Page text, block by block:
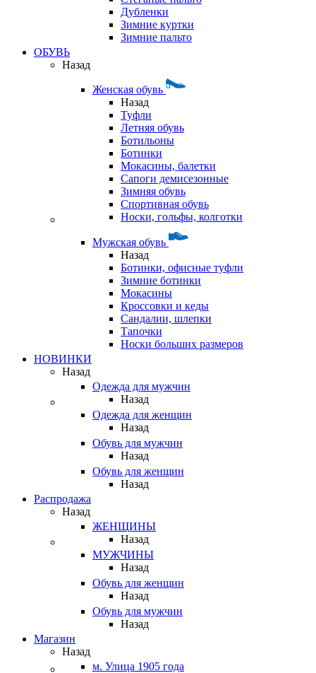
Дубленки
Зимние куртки
Зимние пальто
ОБУВЬ
Назад
Женская обувь
Назад
Туфли
Летняя обувь
Ботильоны
Ботинки
Мокасины, балетки
Сапоги демисезонные
Зимняя обувь
Спортивная обувь
Носки, гольфы, колготки
Мужская обувь
Назад
Ботинки, офисные туфли
Зимние ботинки
Мокасины
Кроссовки и кеды
Сандалии, шлепки
Тапочки
Носки больших размеров
НОВИНКИ
Назад
Одежда для мужчин
Назад
Одежда для женщин
Назад
Обувь для мужчин
Назад
Обувь для женщин
Назад
Распродажа
Назад
ЖЕНЩИНЫ
Назад
МУЖЧИНЫ
Назад
Обувь для женщин
Назад
Обувь для мужчин
Назад
Магазин
Назад
м. Улица 1905 года